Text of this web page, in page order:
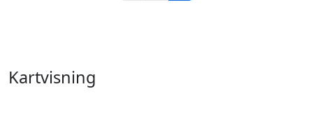
Kartvisning